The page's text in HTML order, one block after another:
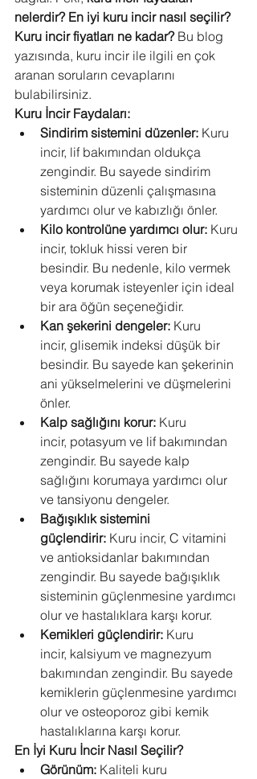
nelerdir? En iyi kuru incir nasıl seçilir?
Kuru incir fiyatları ne kadar? Bu blog
yazısında, kuru incir ile ilgili en çok
aranan soruların cevaplarını
bulabilirsiniz.
Kuru İncir Faydaları:
Sindirim sistemini düzenler: Kuru
incir, lif bakımından oldukça
zengindir. Bu sayede sindirim
sisteminin düzenli çalışmasına
yardımcı olur ve kabızlığı önler.
Kilo kontrolüne yardımcı olur: Kuru
incir, tokluk hissi veren bir
besindir. Bu nedenle, kilo vermek
veya korumak isteyenler için ideal
bir ara öğün seçeneğidir.
Kan şekerini dengeler: Kuru
incir, glisemik indeksi düşük bir
besindir. Bu sayede kan şekerinin
ani yükselmelerini ve düşmelerini
önler.
Kalp sağlığını korur: Kuru
incir, potasyum ve lif bakımından
zengindir. Bu sayede kalp
sağlığını korumaya yardımcı olur
ve tansiyonu dengeler.
Bağışıklık sistemini
güçlendirir: Kuru incir, C vitamini
ve antioksidanlar bakımından
zengindir. Bu sayede bağışıklık
sisteminin güçlenmesine yardımcı
olur ve hastalıklara karşı korur.
Kemikleri güçlendirir: Kuru
incir, kalsiyum ve magnezyum
bakımından zengindir. Bu sayede
kemiklerin güçlenmesine yardımcı
olur ve osteoporoz gibi kemik
hastalıklarına karşı korur.
En İyi Kuru İncir Nasıl Seçilir?
Görünüm: Kaliteli kuru